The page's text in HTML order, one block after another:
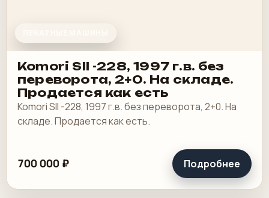
Komori SII -228, 1997 г.в. без
переворота, 2+0. На складе.
Продается как есть
Komori SII -228, 1997 г.в. без переворота, 2+0. На
складе. Продается как есть.
700 000 ₽ Подробнее